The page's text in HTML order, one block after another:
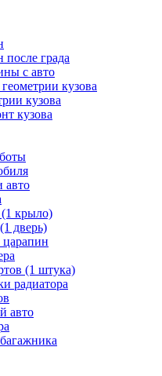
после града
с авто
кузова
кузова
кузова
авто
крыло)
дверь)
царапин
(1 штука)
радиатора
авто